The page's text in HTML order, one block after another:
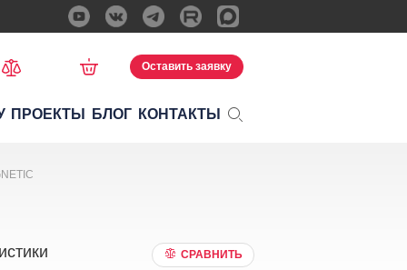
Оставить заявку
ПРОЕКТЫ БЛОГ КОНТАКТЫ
СРАВНИТЬ